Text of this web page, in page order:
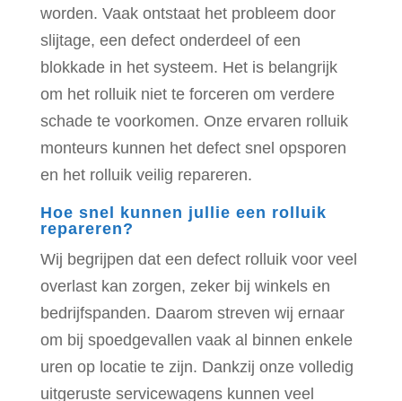
worden. Vaak ontstaat het probleem door
slijtage, een defect onderdeel of een
blokkade in het systeem. Het is belangrijk
om het rolluik niet te forceren om verdere
schade te voorkomen. Onze ervaren rolluik
monteurs kunnen het defect snel opsporen
en het rolluik veilig repareren.
Hoe snel kunnen jullie een rolluik
repareren?
Wij begrijpen dat een defect rolluik voor veel
overlast kan zorgen, zeker bij winkels en
bedrijfspanden. Daarom streven wij ernaar
om bij spoedgevallen vaak al binnen enkele
uren op locatie te zijn. Dankzij onze volledig
uitgeruste servicewagens kunnen veel